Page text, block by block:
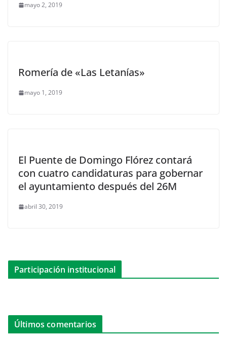
mayo 2, 2019
Romería de «Las Letanías»
mayo 1, 2019
El Puente de Domingo Flórez contará
con cuatro candidaturas para gobernar
el ayuntamiento después del 26M
abril 30, 2019
Participación institucional
Últimos comentarios